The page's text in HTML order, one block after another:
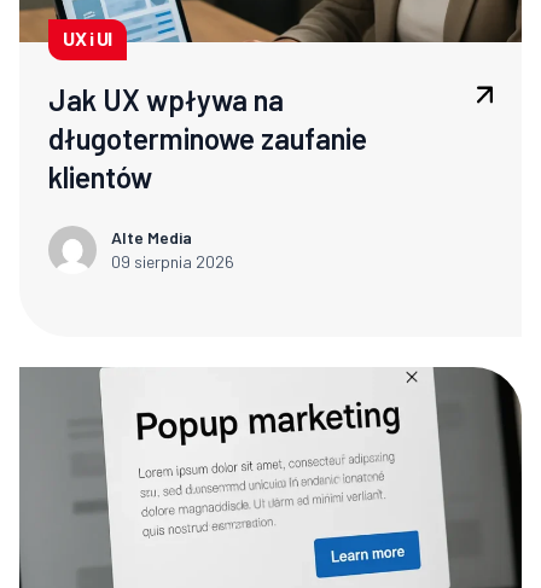
UX i UI
Jak UX wpływa na
długoterminowe zaufanie
klientów
Alte Media
09 sierpnia 2026